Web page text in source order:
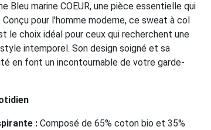
Bleu marine COEUR, une pièce essentielle qui
pour l'homme moderne, ce sweat à col
le choix idéal pour ceux qui recherchent une
intemporel. Son design soigné et sa
en font un incontournable de votre garde-
: Composé de 65% coton bio et 35%